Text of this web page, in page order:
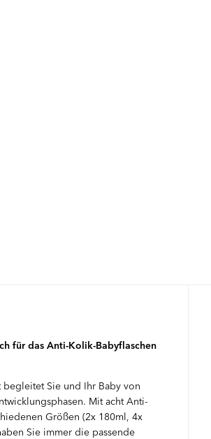
für das Anti-Kolik-Babyflaschen
begleitet Sie und Ihr Baby von
Mit acht Anti-
Größen (2x 180ml, 4x
Sie immer die passende